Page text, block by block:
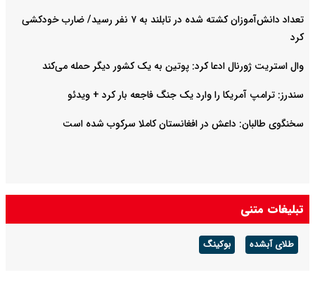
تعداد دانش‌آموزان کشته شده در تابلند به ۷ نفر رسید/ ضارب خودکشی
کرد
وال استریت ژورنال ادعا کرد: پوتین به یک کشور دیگر حمله می‌کند
سندرز: ترامپ آمریکا را وارد یک جنگ فاجعه بار کرد + ویدئو
سخنگوی طالبان: داعش در افغانستان کاملا سرکوب شده است
تبلیغات متنی
طلای آبشده بوکینگ